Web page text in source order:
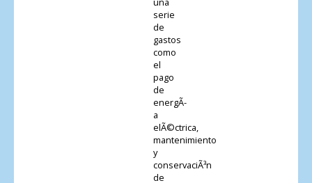
serie
de
gastos
como
el
pago
de
energÃ­
a
elÃ©ctrica,
mantenimiento
y
conservaciÃ³n
de